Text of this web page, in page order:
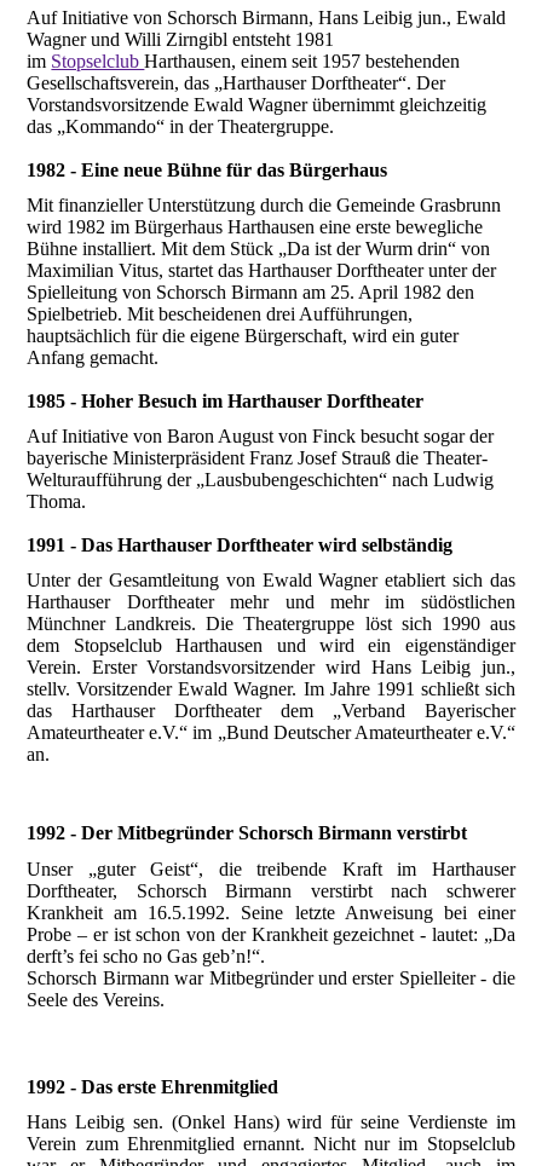
Auf Initiative von Schorsch Birmann, Hans Leibig jun., Ewald
Wagner und Willi Zirngibl entsteht 1981
im StopselclubHarthausen, einem seit 1957 bestehenden
Gesellschaftsverein, das „Harthauser Dorftheater“. Der
Vorstandsvorsitzende Ewald Wagner übernimmt gleichzeitig
das „Kommando“ in der Theatergruppe.
1982 - Eine neue Bühne für das Bürgerhaus
Mit finanzieller Unterstützung durch die Gemeinde Grasbrunn
wird 1982 im Bürgerhaus Harthausen eine erste bewegliche
Bühne installiert. Mit dem Stück „Da ist der Wurm drin“ von
Maximilian Vitus, startet das Harthauser Dorftheater unter der
Spielleitung von Schorsch Birmann am 25. April 1982den
Spielbetrieb. Mit bescheidenen drei Aufführungen,
hauptsächlich für die eigene Bürgerschaft, wird ein guter
Anfang gemacht.
1985 - Hoher Besuch im Harthauser Dorftheater
Auf Initiative von Baron August von Finck besucht sogar der
bayerische Ministerpräsident Franz Josef Strauß die Theater-
Welturaufführung der „Lausbubengeschichten“ nach Ludwig
Thoma.
1991 - Das Harthauser Dorftheater wird selbständig
Unter der Gesamtleitung von Ewald Wagner etabliert sich das
Harthauser Dorftheater mehr und mehr im südöstlichen
Münchner Landkreis. Die Theatergruppe löst sich 1990 aus
dem Stopselclub Harthausen und wird ein eigenständiger
Verein. Erster Vorstandsvorsitzender wird Hans Leibig jun.,
stellv. Vorsitzender Ewald Wagner. Im Jahre 1991 schließt sich
das Harthauser Dorftheater dem „Verband Bayerischer
Amateurtheater e.V.“ im „Bund Deutscher Amateurtheater e.V.“
an.
1992 - Der Mitbegründer Schorsch Birmann verstirbt
Unser „guter Geist“, die treibende Kraft im Harthauser
Dorftheater, Schorsch Birmann verstirbt nach schwerer
Krankheit am 16.5.1992. Seine letzte Anweisung bei einer
Probe – er ist schon von der Krankheit gezeichnet - lautet: „Da
derft’s fei scho no Gas geb’n!“.
Schorsch Birmann war Mitbegründer und erster Spielleiter - die
Seele des Vereins.
1992 - Das erste Ehrenmitglied
Hans Leibig sen. (Onkel Hans) wird für seine Verdienste im
Verein zum Ehrenmitglied ernannt. Nicht nur im Stopselclub